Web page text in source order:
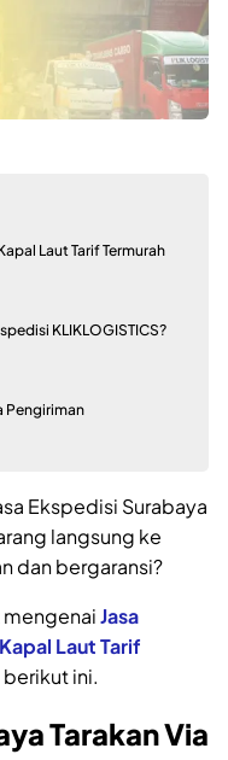
Laut Tarif Termurah
KLIKLOGISTICS?
Pengiriman
Ekspedisi Surabaya
langsung ke
dan bergaransi?
mengenaiJasa
Laut Tarif
ini.
Tarakan Via